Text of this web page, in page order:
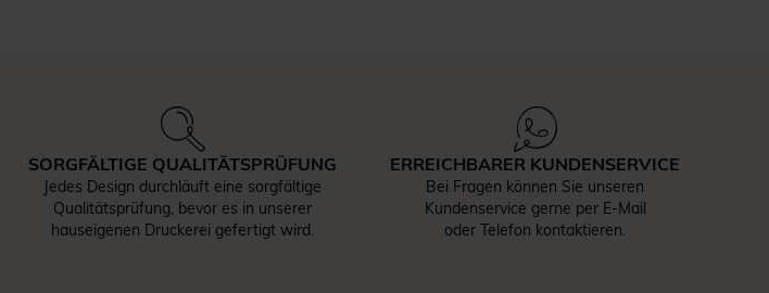
SORGFÄLTIGE QUALITÄTSPRÜFUNG
Jedes Design durchläuft eine sorgfältige
Qualitätsprüfung, bevor es in unserer
hauseigenen Druckerei gefertigt wird.
ERREICHBARER KUNDENSERVICE
Bei Fragen können Sie unseren
Kundenservice gerne per E-Mail
oder Telefon kontaktieren.